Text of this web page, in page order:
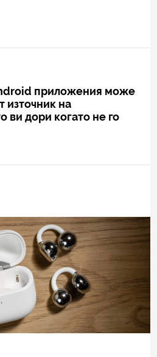
приложения може
източник на
ви дори когато не го